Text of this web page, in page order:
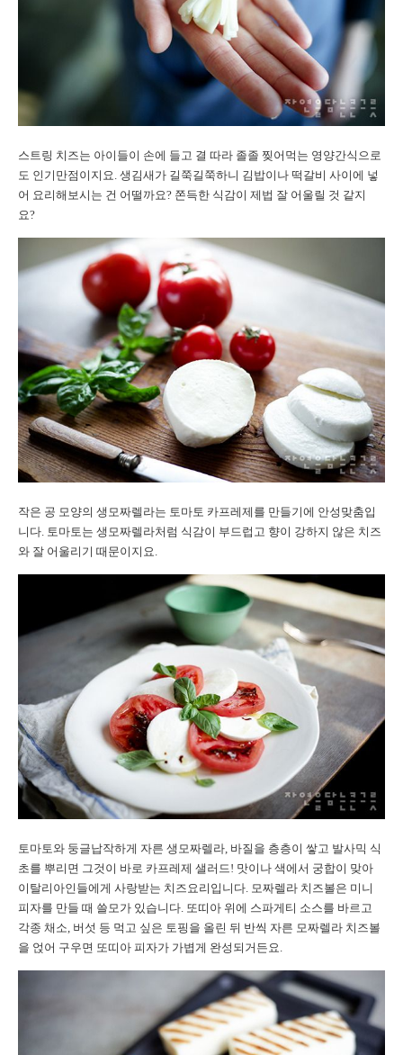
스트링 치즈는 아이들이 손에 들고 결 따라 졸졸 찢어먹는 영양간식으로
도 인기만점이지요. 생김새가 길쭉길쭉하니 김밥이나 떡갈비 사이에 넣
어 요리해보시는 건 어떨까요? 쫀득한 식감이 제법 잘 어울릴 것 같지
요?
작은 공 모양의 생모짜렐라는 토마토 카프레제를 만들기에 안성맞춤입
니다. 토마토는 생모짜렐라처럼 식감이 부드럽고 향이 강하지 않은 치즈
와 잘 어울리기 때문이지요.
토마토와 둥글납작하게 자른 생모짜렐라, 바질을 층층이 쌓고 발사믹 식
초를 뿌리면 그것이 바로 카프레제 샐러드! 맛이나 색에서 궁합이 맞아
이탈리아인들에게 사랑받는 치즈요리입니다. 모짜렐라 치즈볼은 미니
피자를 만들 때 쓸모가 있습니다. 또띠아 위에 스파게티 소스를 바르고
각종 채소, 버섯 등 먹고 싶은 토핑을 올린 뒤 반씩 자른 모짜렐라 치즈볼
을 얹어 구우면 또띠아 피자가 가볍게 완성되거든요.